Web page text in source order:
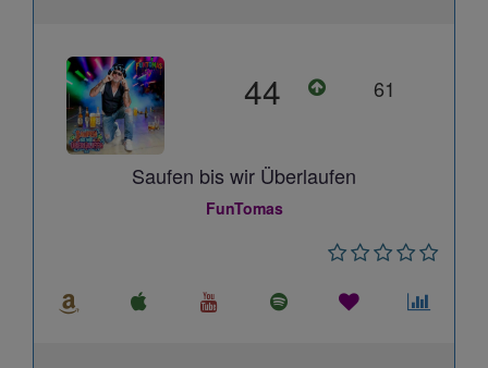
44 61
Saufen bis wir Überlaufen
FunTomas